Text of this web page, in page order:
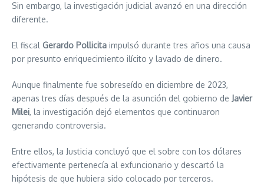
Sin embargo, la investigación judicial avanzó en una dirección
diferente.
El fiscal Gerardo Pollicita impulsó durante tres años una causa
por presunto enriquecimiento ilícito y lavado de dinero.
Aunque finalmente fue sobreseído en diciembre de 2023,
apenas tres días después de la asunción del gobierno de Javier
Milei, la investigación dejó elementos que continuaron
generando controversia.
Entre ellos, la Justicia concluyó que el sobre con los dólares
efectivamente pertenecía al exfuncionario y descartó la
hipótesis de que hubiera sido colocado por terceros.